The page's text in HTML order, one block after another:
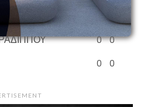
0 0
0 0
0 0